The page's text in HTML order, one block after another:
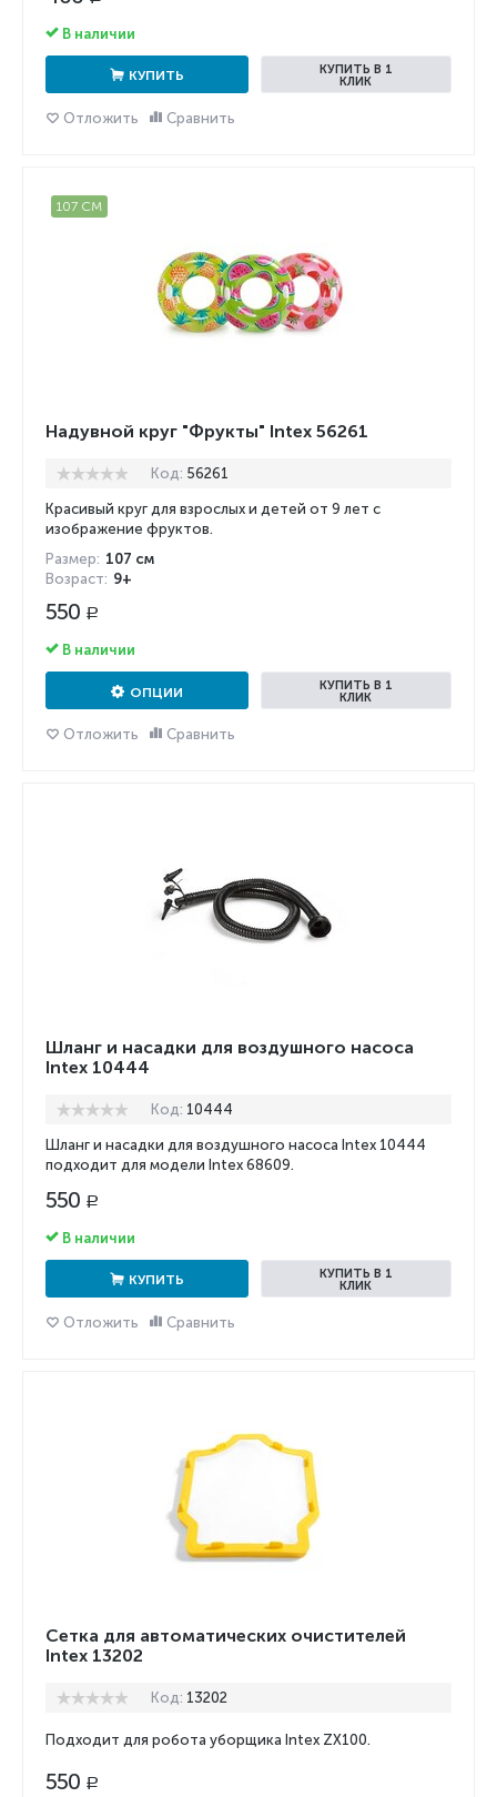
В наличии
КУПИТЬ
КУПИТЬ В 1
КЛИК
Отложить Сравнить
107 СМ
Надувной круг "Фрукты" Intex 56261
Код: 56261
Красивый круг для взрослых и детей от 9 лет с
изображение фруктов.
Размер: 107 см
Возраст: 9+
550 Р
В наличии
ОПЦИИ
КУПИТЬ В 1
КЛИК
Отложить Сравнить
Шланг и насадки для воздушного насоса
Intex 10444
Код: 10444
Шланг и насадки для воздушного насоса Intex 10444
подходит для модели Intex 68609.
550 Р
В наличии
КУПИТЬ
КУПИТЬ В 1
КЛИК
Отложить Сравнить
Сетка для автоматических очистителей
Intex 13202
Код: 13202
Подходит для робота уборщика Intex ZX100.
550 Р